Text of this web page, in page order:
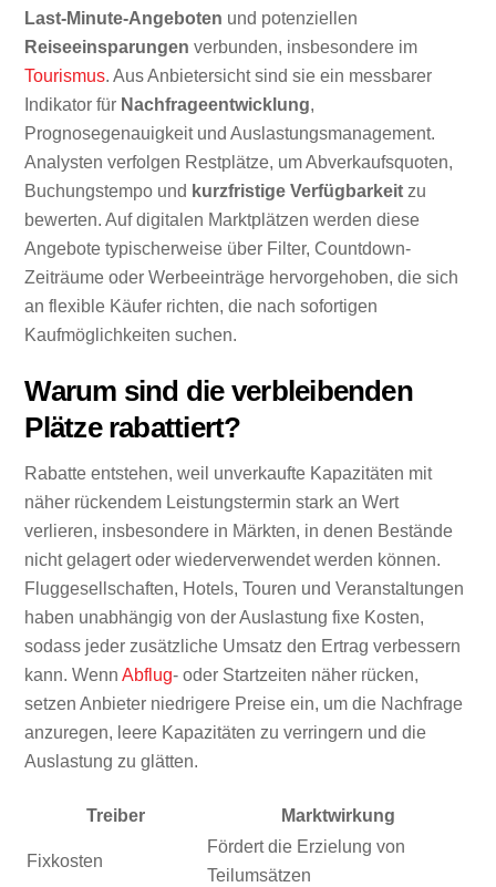
Last-Minute-Angeboten und potenziellen
Reiseeinsparungen verbunden, insbesondere im
Tourismus. Aus Anbietersicht sind sie ein messbarer
Indikator für Nachfrageentwicklung,
Prognosegenauigkeit und Auslastungsmanagement.
Analysten verfolgen Restplätze, um Abverkaufsquoten,
Buchungstempo und kurzfristige Verfügbarkeit zu
bewerten. Auf digitalen Marktplätzen werden diese
Angebote typischerweise über Filter, Countdown-
Zeiträume oder Werbeeinträge hervorgehoben, die sich
an flexible Käufer richten, die nach sofortigen
Kaufmöglichkeiten suchen.
Warum sind die verbleibenden
Plätze rabattiert?
Rabatte entstehen, weil unverkaufte Kapazitäten mit
näher rückendem Leistungstermin stark an Wert
verlieren, insbesondere in Märkten, in denen Bestände
nicht gelagert oder wiederverwendet werden können.
Fluggesellschaften, Hotels, Touren und Veranstaltungen
haben unabhängig von der Auslastung fixe Kosten,
sodass jeder zusätzliche Umsatz den Ertrag verbessern
kann. WennAbflug- oder Startzeiten näher rücken,
setzen Anbieter niedrigere Preise ein, um die Nachfrage
anzuregen, leere Kapazitäten zu verringern und die
Auslastung zu glätten.
Treiber Marktwirkung
Fixkosten
Fördert die Erzielung von
Teilumsätzen